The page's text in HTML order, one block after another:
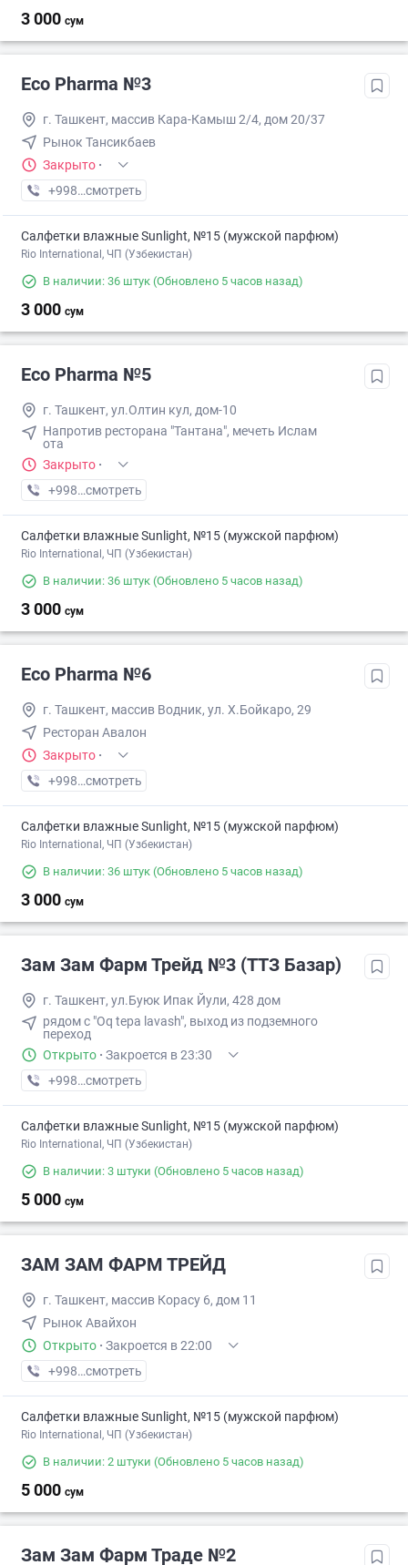
3 000 сум
Eco Pharma №3
г. Ташкент, массив Кара-Камыш 2/4, дом 20/37
Рынок Тансикбаев
Закрыто ·
+998 (99) XXX-XX-XX
смотреть
Салфетки влажные Sunlight, №15 (мужской парфюм)
Rio International, ЧП (Узбекистан)
В наличии: 36 штук (Обновлено 5 часов назад)
3 000 сум
Eco Pharma №5
г. Ташкент, ул.Олтин кул, дом-10
Напротив ресторана "Тантана", мечеть Ислам
ота
Закрыто ·
+998 (55) XXX-XX-XX
смотреть
Салфетки влажные Sunlight, №15 (мужской парфюм)
Rio International, ЧП (Узбекистан)
В наличии: 36 штук (Обновлено 5 часов назад)
3 000 сум
Eco Pharma №6
г. Ташкент, массив Водник, ул. Х.Бойкаро, 29
Ресторан Авалон
Закрыто ·
+998 (55) XXX-XX-XX
смотреть
Салфетки влажные Sunlight, №15 (мужской парфюм)
Rio International, ЧП (Узбекистан)
В наличии: 36 штук (Обновлено 5 часов назад)
3 000 сум
Зам Зам Фарм Трейд №3 (ТТЗ Базар)
г. Ташкент, ул.Буюк Ипак Йули, 428 дом
рядом с "Oq tepa lavash", выход из подземного
переход
Открыто · Закроется в 23:30
+998 (71) XXX-XX-XX
смотреть
Салфетки влажные Sunlight, №15 (мужской парфюм)
Rio International, ЧП (Узбекистан)
В наличии: 3 штуки (Обновлено 5 часов назад)
5 000 сум
ЗАМ ЗАМ ФАРМ ТРЕЙД
г. Ташкент, массив Корасу 6, дом 11
Рынок Авайхон
Открыто · Закроется в 22:00
+998 (97) XXX-XX-XX
смотреть
Салфетки влажные Sunlight, №15 (мужской парфюм)
Rio International, ЧП (Узбекистан)
В наличии: 2 штуки (Обновлено 5 часов назад)
5 000 сум
Зам Зам Фарм Траде №2